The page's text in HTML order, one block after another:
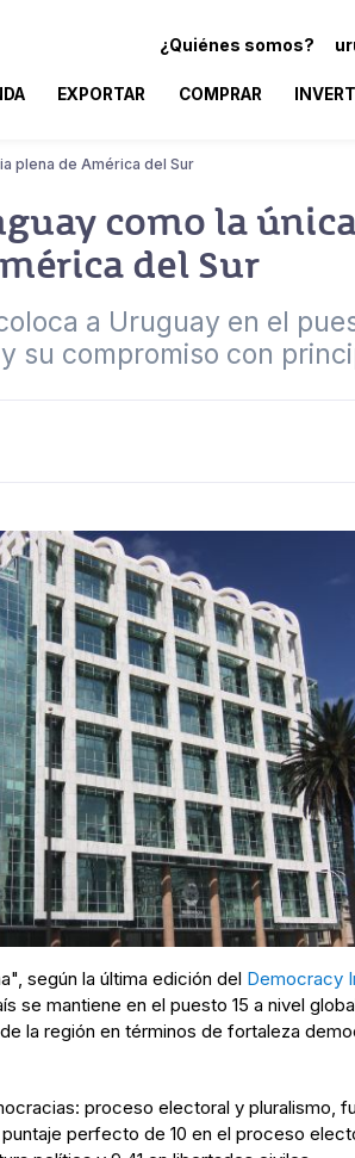
¿Quiénes somos?
EXPORTAR COMPRAR
plena de América del Sur
como la
del Sur
a Uruguay en el
su compromiso con
según la última edición del Democracy
se mantiene en el puesto 15 a nivel
la región en términos de fortaleza
proceso electoral y pluralismo,
perfecto de 10 en el proceso